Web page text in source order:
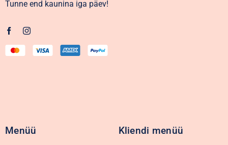
Tunne end kaunina iga päev!
Menüü Kliendi menüü